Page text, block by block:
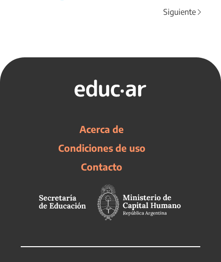
Siguiente
Acerca de
Condiciones de uso
Contacto